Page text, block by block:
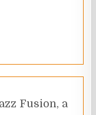
Fusion, a